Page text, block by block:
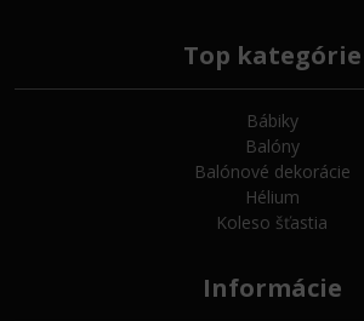
Top kategórie
Bábiky
Balóny
Balónové dekorácie
Hélium
Koleso šťastia
Informácie